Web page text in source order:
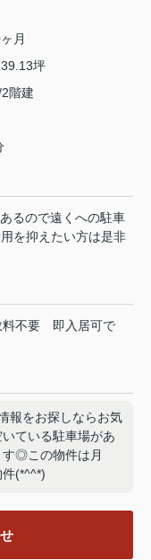
月
坪
階建
るので遠くへの駐車
を抑えたい方は是非
不要
即入居可で
報をお探しならお気
ている駐車場があ
す◎この物件は月
(*^^*)